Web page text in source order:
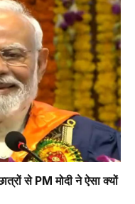
से PM मोदी ने ऐसा क्यों